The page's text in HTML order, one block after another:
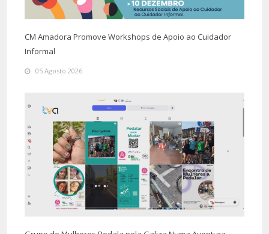
CM Amadora Promove Workshops de Apoio ao Cuidador
Informal
05 Agosto 2026